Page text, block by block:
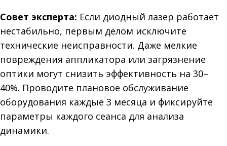
Совет эксперта: Если диодный лазер работает
нестабильно, первым делом исключите
технические неисправности. Даже мелкие
повреждения аппликатора или загрязнение
оптики могут снизить эффективность на 30–
40%. Проводите плановое обслуживание
оборудования каждые 3 месяца и фиксируйте
параметры каждого сеанса для анализа
динамики.